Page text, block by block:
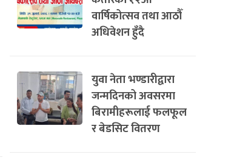
वार्षिकोत्सव तथा आठौँ
अधिवेशन हुँदै
युवा नेता भण्डारीद्वारा
जन्मदिनको अवसरमा
बिरामीहरूलाई फलफूल
र बेडसिट वितरण